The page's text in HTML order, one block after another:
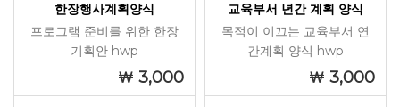
한장행사계획양식
프로그램 준비를 위한 한장
기획안 hwp
3,000
교육부서 년간 계획 양식
목적이 이끄는 교육부서 연
간계획 양식 hwp
3,000